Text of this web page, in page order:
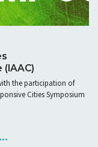
the participation of
Cities Symposium